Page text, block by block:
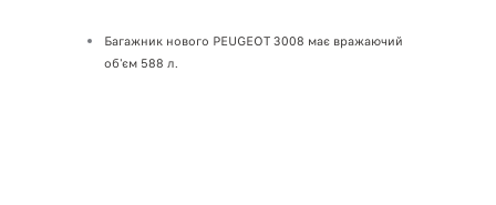
Багажник нового PEUGEOT 3008 має вражаючий
об'єм 588 л.